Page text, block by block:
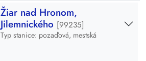
Žiar nad Hronom,
Jilemnického [99235]
Typ stanice: pozaďová, mestská